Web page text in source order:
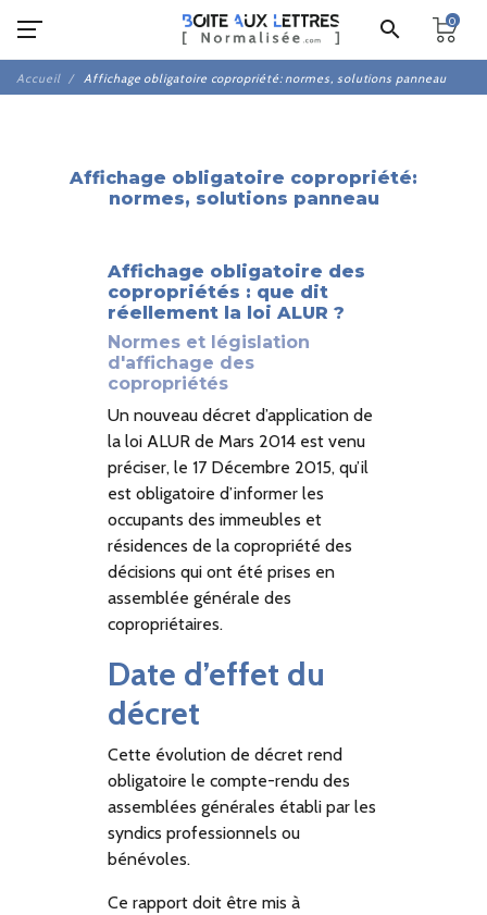
search 0
Accueil Affichage obligatoire copropriété: normes, solutions panneau
Affichage obligatoire copropriété:
normes, solutions panneau
Affichage obligatoire des
copropriétés : que dit
réellement la loi ALUR ?
Normes et législation
d'affichage des
copropriétés
Un nouveau décret d’application de
la loi ALUR de Mars 2014 est venu
préciser, le 17 Décembre 2015, qu’il
est obligatoire d’informer les
occupants des immeubles et
résidences de la copropriété des
décisions qui ont été prises en
assemblée générale des
copropriétaires.
Date d’effet du
décret
Cette évolution de décret rend
obligatoire le compte-rendu des
assemblées générales établi par les
syndics professionnels ou
bénévoles.
Ce rapport doit être mis à